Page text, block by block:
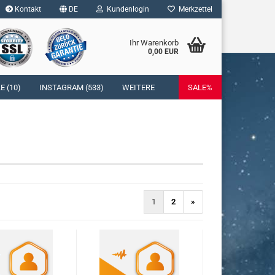
Kontakt DE Kundenlogin Merkzettel
Ihr Warenkorb
0,00 EUR
(10) INSTAGRAM (533) SALE%
WEITERE
1 2 »